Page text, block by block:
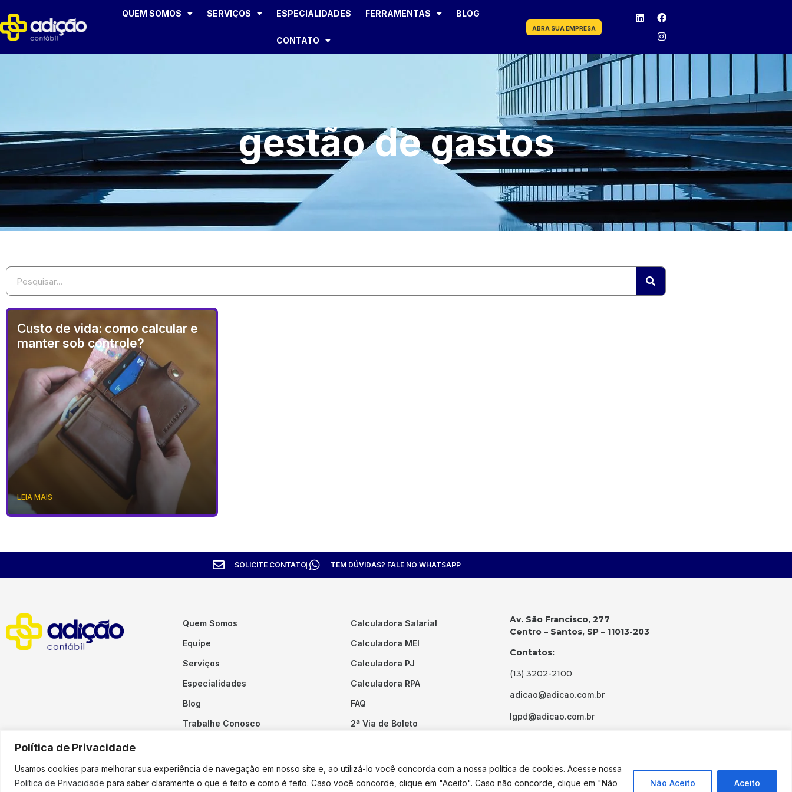
Política de Privacidade
Usamos cookies para melhorar sua experiência de navegação em nosso site e, ao utilizá-lo você concorda com a nossa política de cookies. Acesse nossa
Política de Privacidade para saber claramente o que é feito e como é feito. Caso você concorde, clique em "Aceito". Caso não concorde, clique em "Não
Não Aceito Aceito
QUEM SOMOS SERVIÇOS ESPECIALIDADES FERRAMENTAS BLOG
CONTATO
ABRA SUA EMPRESA
gestão de gastos
Custo de vida: como calcular e
manter sob controle?
LEIA MAIS
SOLICITE CONTATO TEM DÚVIDAS? FALE NO WHATSAPP
Quem Somos
Equipe
Serviços
Especialidades
Blog
Trabalhe Conosco
Calculadora Salarial
Calculadora MEI
Calculadora PJ
Calculadora RPA
FAQ
2ª Via de Boleto
Av. São Francisco, 277
Centro – Santos, SP – 11013-203
Contatos:
(13) 3202-2100
adicao@adicao.com.br
lgpd@adicao.com.br